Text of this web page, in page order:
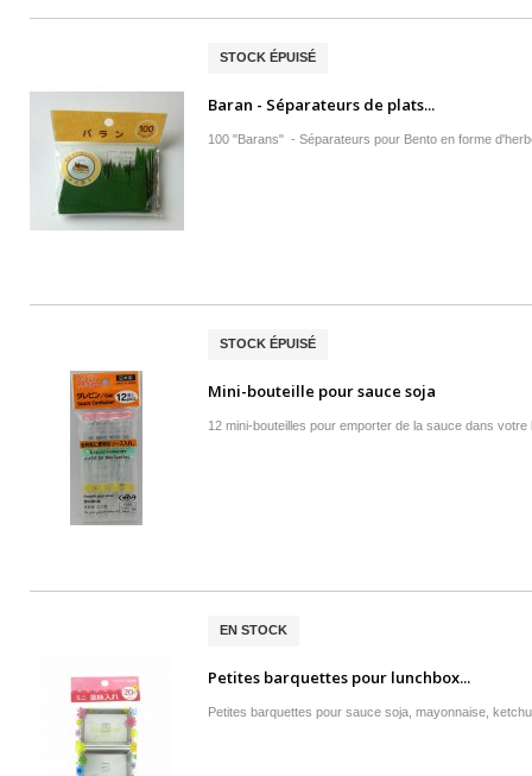
STOCK ÉPUISÉ
Baran - Séparateurs de plats...
100 "Barans" - Séparateurs pour Bento en forme
STOCK ÉPUISÉ
Mini-bouteille pour sauce soja
12 mini-bouteilles pour emporter de la sauce dans votre
EN STOCK
Petites barquettes pour lunchbox...
Petites barquettes pour sauce soja, mayonnaise,